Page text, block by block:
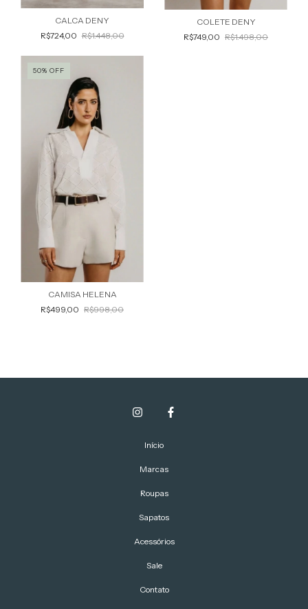
CALCA DENY
R$724,00 R$1.448,00
COLETE DENY
R$749,00 R$1.498,00
50% OFF
CAMISA HELENA
R$499,00 R$998,00
Início
Marcas
Roupas
Sapatos
Acessórios
Sale
Contato